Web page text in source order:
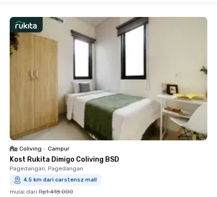
Coliving • Campur
Kost Rukita Dimigo Coliving BSD
Pagedangan, Pagedangan
4.5 km dari carstensz mall
mulai dari Rp1.418.000